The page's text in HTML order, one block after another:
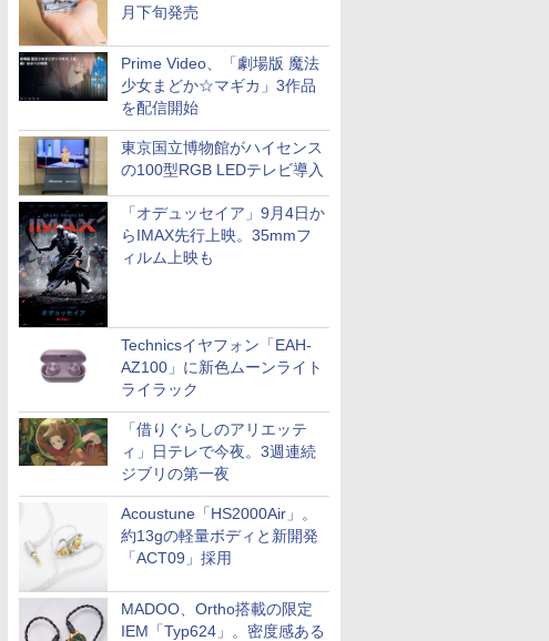
月下旬発売
Prime Video、「劇場版 魔法
少女まどか☆マギカ」3作品
を配信開始
東京国立博物館がハイセンス
の100型RGB LEDテレビ導入
「オデュッセイア」9月4日か
らIMAX先行上映。35mmフ
ィルム上映も
Technicsイヤフォン「EAH-
AZ100」に新色ムーンライト
ライラック
「借りぐらしのアリエッテ
ィ」日テレで今夜。3週連続
ジブリの第一夜
Acoustune「HS2000Air」。
約13gの軽量ボディと新開発
「ACT09」採用
MADOO、Ortho搭載の限定
IEM「Typ624」。密度感ある